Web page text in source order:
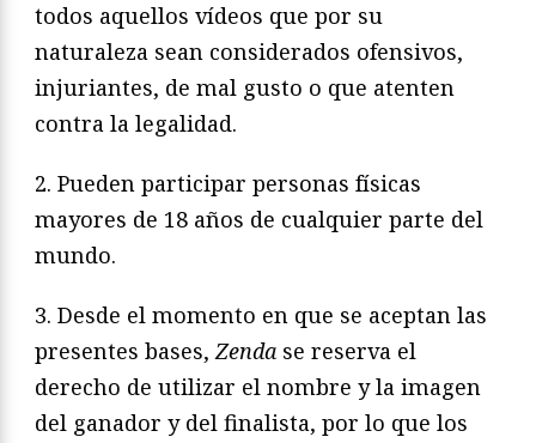
todos aquellos vídeos que por su
naturaleza sean considerados ofensivos,
injuriantes, de mal gusto o que atenten
contra la legalidad.
2. Pueden participar personas físicas
mayores de 18 años de cualquier parte del
mundo.
3. Desde el momento en que se aceptan las
presentes bases,Zenda se reserva el
derecho de utilizar el nombre y la imagen
del ganador y del finalista, por lo que los